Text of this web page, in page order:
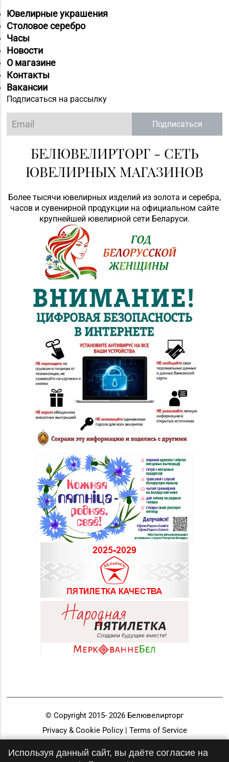
Ювелирные украшения
Столовое серебро
Часы
Новости
О магазине
Контакты
Вакансии
Подписаться на рассылку
Подписаться
БЕЛЮВЕЛИРТОРГ - СЕТЬ
ЮВЕЛИРНЫХ МАГАЗИНОВ
Более тысячи ювелирных изделий из золота и серебра,
часов и сувенирной продукции на официальном сайте
крупнейшей ювелирной сети Беларуси.
© Copyright 2015- 2026 Белювелирторг
Privacy & Cookie Policy | Terms of Service
Используя данный сайт, вы даёте согласие на